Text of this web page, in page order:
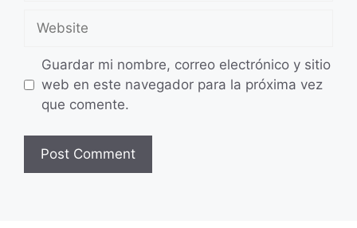
Website
Guardar mi nombre, correo electrónico y sitio
web en este navegador para la próxima vez
que comente.